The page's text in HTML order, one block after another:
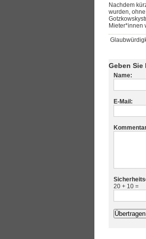
Nachdem
wurden,
Mieter*innen
Geben Sie
Name:
E-Mail:
20 + 10 =